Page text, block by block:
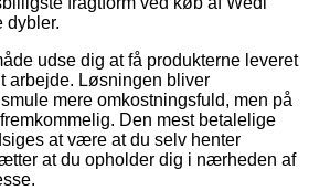
dybler.
udse dig at få produkterne leveret
arbejde. Løsningen bliver
mere omkostningsfuld, men på
Den mest betalelige
at være at du selv henter
at du opholder dig i nærheden af